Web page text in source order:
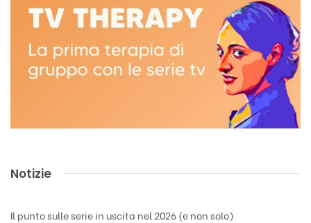
Notizie
Il punto sulle serie in uscita nel 2026 (e non solo)